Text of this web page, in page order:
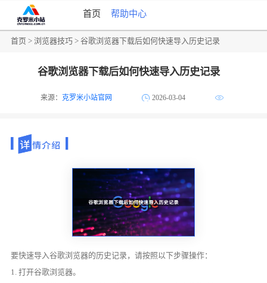
首页 帮助中心
首页 >浏览器技巧 > 谷歌浏览器下载后如何快速导入历史记录
谷歌浏览器下载后如何快速导入历史记录
来源：克罗米小站官网 2026-03-04
要快速导入谷歌浏览器的历史记录，请按照以下步骤操作：
1. 打开谷歌浏览器。